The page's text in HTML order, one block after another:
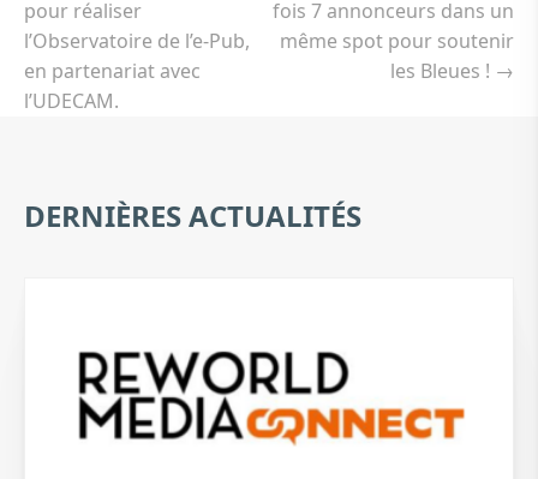
pour réaliser
l’Observatoire de l’e-Pub,
en partenariat avec
l’UDECAM.
fois 7 annonceurs dans un
même spot pour soutenir
les Bleues ! →
DERNIÈRES ACTUALITÉS